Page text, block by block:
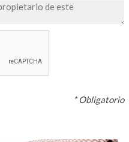
* Obligatorio